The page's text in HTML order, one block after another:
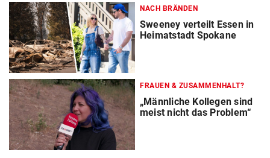
NACH BRÄNDEN
Sweeney verteilt Essen in
Heimatstadt Spokane
FRAUEN & ZUSAMMENHALT?
„Männliche Kollegen sind
meist nicht das Problem“